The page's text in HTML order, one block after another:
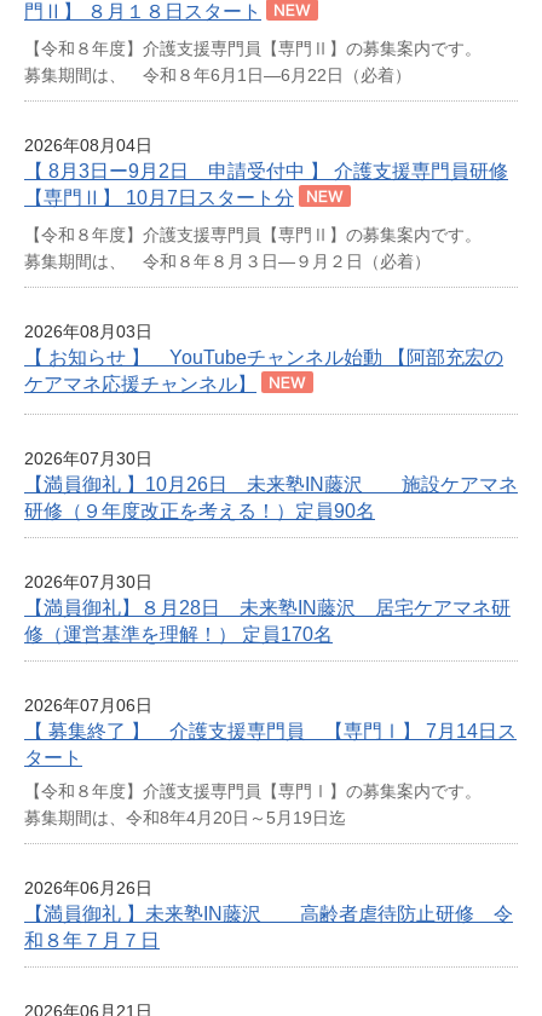
門Ⅱ】 ８月１８日スタート
【令和８年度】介護支援専門員【専門Ⅱ】の募集案内です。
募集期間は、 令和８年6月1日―6月22日（必着）
2026年08月04日
【 8月3日ー9月2日 申請受付中 】 介護支援専門員研修
【専門Ⅱ】 10月7日スタート分
【令和８年度】介護支援専門員【専門Ⅱ】の募集案内です。
募集期間は、 令和８年８月３日―９月２日（必着）
2026年08月03日
【 お知らせ 】 YouTubeチャンネル始動 【阿部充宏の
ケアマネ応援チャンネル】
2026年07月30日
【満員御礼 】10月26日 未来塾IN藤沢 施設ケアマネ
研修（９年度改正を考える！）定員90名
2026年07月30日
【満員御礼】８月28日 未来塾IN藤沢 居宅ケアマネ研
修（運営基準を理解！） 定員170名
2026年07月06日
【 募集終了 】 介護支援専門員 【専門Ⅰ】 7月14日ス
タート
【令和８年度】介護支援専門員【専門Ⅰ】の募集案内です。
募集期間は、令和8年4月20日～5月19日迄
2026年06月26日
【満員御礼 】未来塾IN藤沢 高齢者虐待防止研修 令
和８年７月７日
2026年06月21日